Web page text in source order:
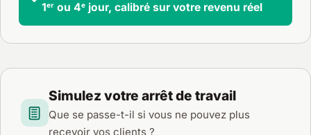
1ᵉʳ ou 4ᵉ jour, calibré sur votre revenu réel
Simulez votre arrêt de travail
Que se passe-t-il si vous ne pouvez plus
recevoir vos clients ?